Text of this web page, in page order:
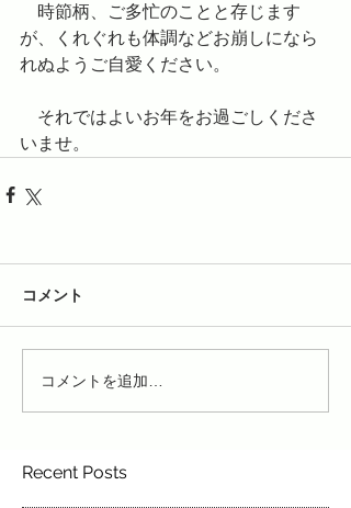
時節柄、ご多忙のことと存じます
が、くれぐれも体調などお崩しになら
れぬようご自愛ください。
それではよいお年をお過ごしくださ
いませ。
コメント
コメントを追加…
Recent Posts